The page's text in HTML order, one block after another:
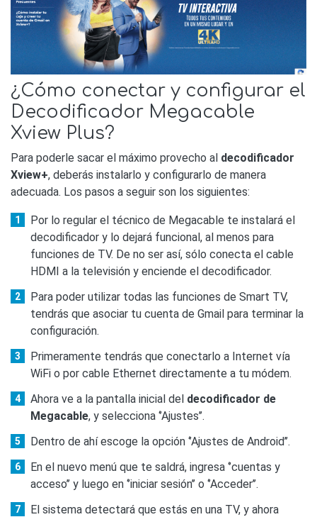
¿Cómo conectar y configurar el
Decodificador Megacable
Xview Plus?
Para poderle sacar el máximo provecho al decodificador
Xview+, deberás instalarlo y configurarlo de manera
adecuada. Los pasos a seguir son los siguientes:
Por lo regular el técnico de Megacable te instalará el
decodificador y lo dejará funcional, al menos para
funciones de TV. De no ser así, sólo conecta el cable
HDMI a la televisión y enciende el decodificador.
Para poder utilizar todas las funciones de Smart TV,
tendrás que asociar tu cuenta de Gmail para terminar la
configuración.
Primeramente tendrás que conectarlo a Internet vía
WiFi o por cable Ethernet directamente a tu módem.
Ahora ve a la pantalla inicial del decodificador de
Megacable, y selecciona ‘’Ajustes’’.
Dentro de ahí escoge la opción ‘’Ajustes de Android’’.
En el nuevo menú que te saldrá, ingresa ‘’cuentas y
acceso’’ y luego en ‘’iniciar sesión’’ o ‘’Acceder’’.
El sistema detectará que estás en una TV, y ahora